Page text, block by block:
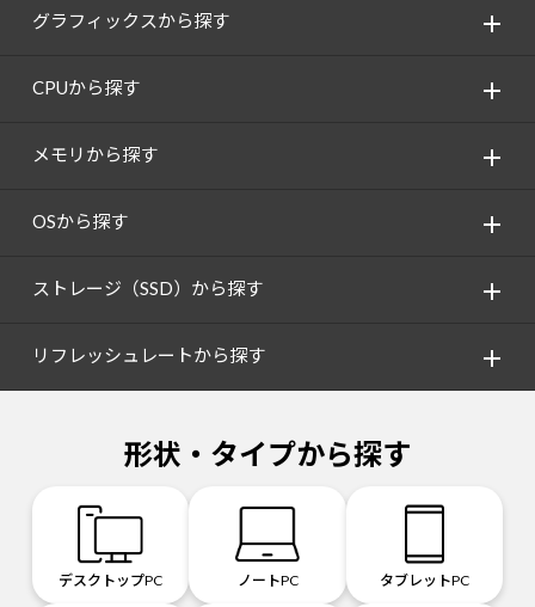
グラフィックスから探す
CPUから探す
メモリから探す
OSから探す
ストレージ（SSD）から探す
リフレッシュレートから探す
形状・タイプから探す
デスクトップPC ノートPC タブレットPC